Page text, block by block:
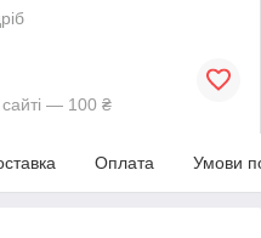
— 100 ₴
Оплата Умови